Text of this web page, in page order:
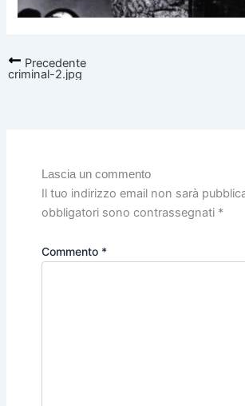
Precedente
criminal-2.jpg
Lascia un commento
Il tuo indirizzo email non sarà
obbligatori sono contrassegnati *
Commento *